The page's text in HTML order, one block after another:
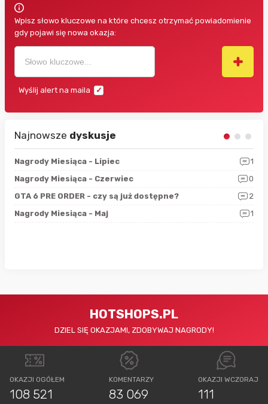
Wpisz słowo kluczowe na które chcesz otrzymać powiadomienie
gdy pojawi się nowa okazja:
Wyślij alert na maila
Najnowsze dyskusje
Nagrody Miesiąca - Lipiec
1
Nagrody Miesiąca - Czerwiec
0
GTA 6 PRE ORDER - czy są już dostępne?
2
Nagrody Miesiąca - Maj
1
HOTSHOPS.PL
DZIEL SIĘ OKAZJAMI, ZDOBYWAJ NAGRODY!
OKAZJI OGÓŁEM
108 521
KOMENTARZY
83 069
OKAZJI WCZORAJ
111